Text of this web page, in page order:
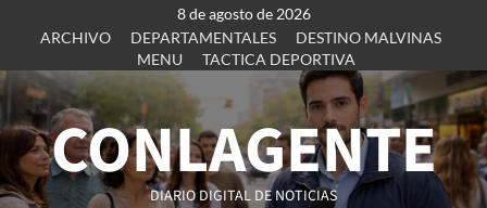
8 de agosto de 2026
ARCHIVO
DEPARTAMENTALES
DESTINO MALVINAS
MENU
TACTICA DEPORTIVA
CONLAGENTE
DIARIO DIGITAL DE NOTICIAS